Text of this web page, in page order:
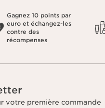
Gagnez 10 points par
euro et échangez-les
contre des
récompenses
votre première commande